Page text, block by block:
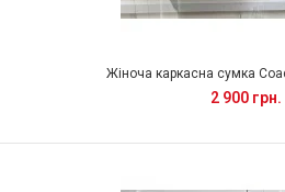
Жіноча каркасна сумка
2 900 грн.